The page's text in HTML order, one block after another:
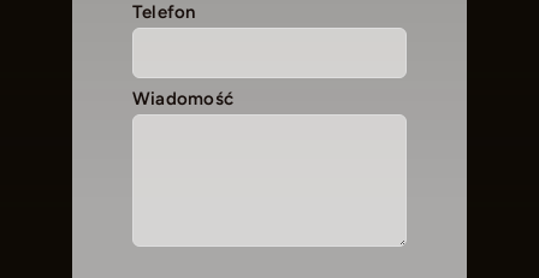
Telefon
Wiadomość